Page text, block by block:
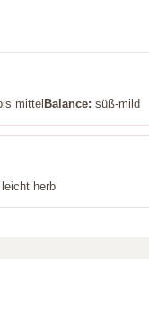
mittel Balance: süß-mild
herb